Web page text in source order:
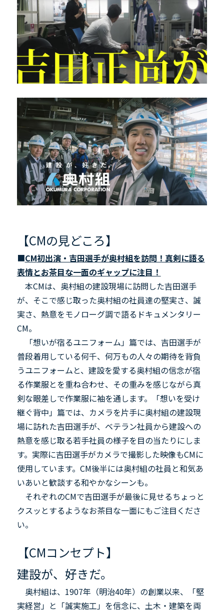
【CMの見どころ】
■CM初出演・吉田選手が奥村組を訪問！真剣に語る
表情とお茶目な一面のギャップに注目！
本CMは、奥村組の建設現場に訪問した吉田選手
が、そこで感じ取った奥村組の社員達の堅実さ、誠
実さ、熱意をモノローグ調で語るドキュメンタリー
CM。
「想いが宿るユニフォーム」篇では、吉田選手が
普段着用している何千、何万もの人々の期待を背負
うユニフォームと、建設を愛する奥村組の信念が宿
る作業服とを重ね合わせ、その重みを感じながら真
剣な眼差しで作業服に袖を通します。「想いを受け
継ぐ背中」篇では、カメラを片手に奥村組の建設現
場に訪れた吉田選手が、ベテラン社員から建設への
熱意を感じ取る若手社員の様子を目の当たりにしま
す。実際に吉田選手がカメラで撮影した映像もCMに
使用しています。CM後半には奥村組の社員と和気あ
いあいと歓談する和やかなシーンも。
それぞれのCMで吉田選手が最後に見せるちょっと
クスッとするようなお茶目な一面にもご注目くださ
い。
【CMコンセプト】
建設が、好きだ。
奥村組は、1907年（明治40年）の創業以来、「堅
実経営」と「誠実施工」を信念に、土木・建築を両